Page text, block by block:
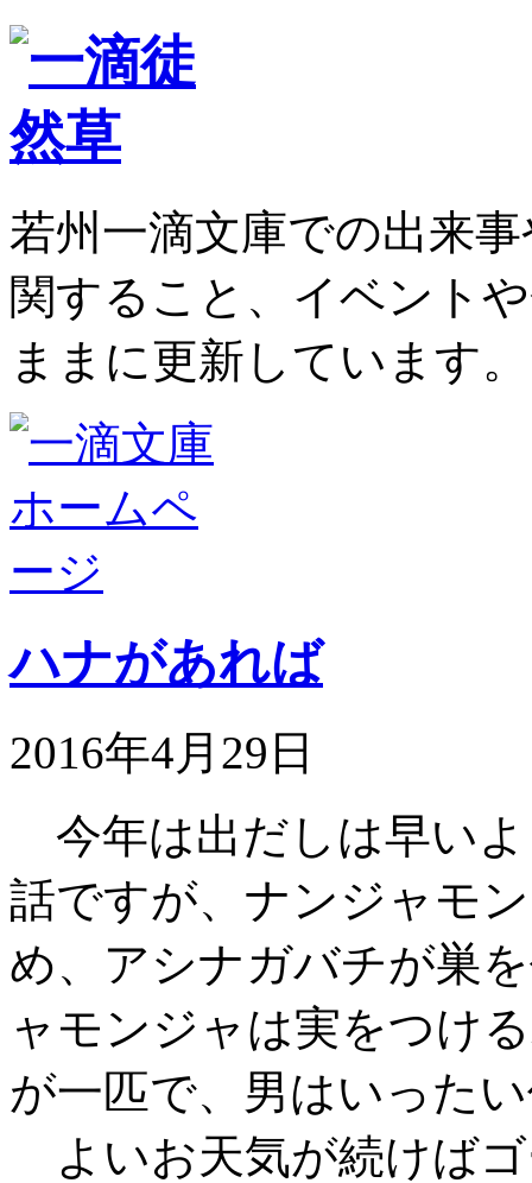
若州一滴文庫での出来
関すること、イベント
ままに更新しています。
ハナがあれば
2016年4月29日
今年は出だしは早い
話ですが、ナンジャモ
め、アシナガバチが巣
ャモンジャは実をつけ
が一匹で、男はいった
よいお天気が続けば